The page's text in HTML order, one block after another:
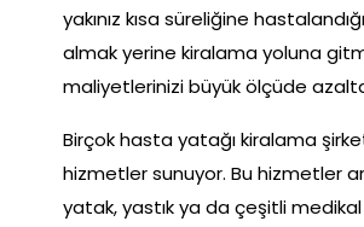
yakınız kısa süreliğine
almak yerine kiralama yoluna
maliyetlerinizi büyük ölçüde
Birçok hasta yatağı kiralama
hizmetler sunuyor. Bu hizmetler
yatak, yastık ya da çeşitli medikal